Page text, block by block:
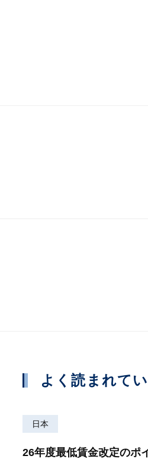
よく読まれて
日本
26年度最低賃金改定のポ